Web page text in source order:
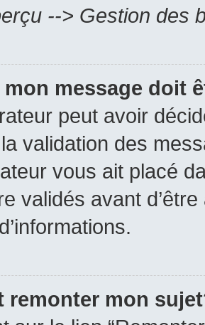
--> Gestion des
message doit
peut avoir
validation des
vous ait placé
validés avant
remonter mon